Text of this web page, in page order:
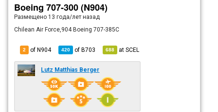
Boeing 707-300 (N904)
Размещено 13 года/лет назад
Chilean Air Force,904 Boeing 707-385C
2 of N904 420 ofB703 688 atSCEL
Lutz Matthias Berger